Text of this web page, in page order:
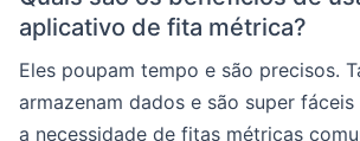
aplicativo de fita métrica?
Eles poupam tempo e são precisos.
armazenam dados e são super
a necessidade de fitas métricas